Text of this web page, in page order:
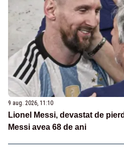
9 aug. 2026, 11:10
Lionel Messi, devastat de
Messi avea 68 de ani